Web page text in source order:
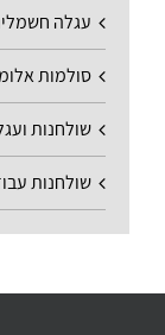
עגלה
סולמות
שולחנות
שולחנות